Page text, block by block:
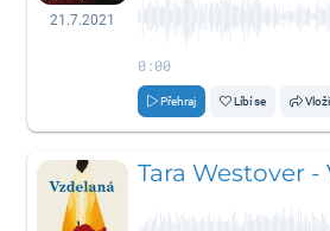
21.7.2021
0:00
Přehraj Líbí se
Tara Westover -